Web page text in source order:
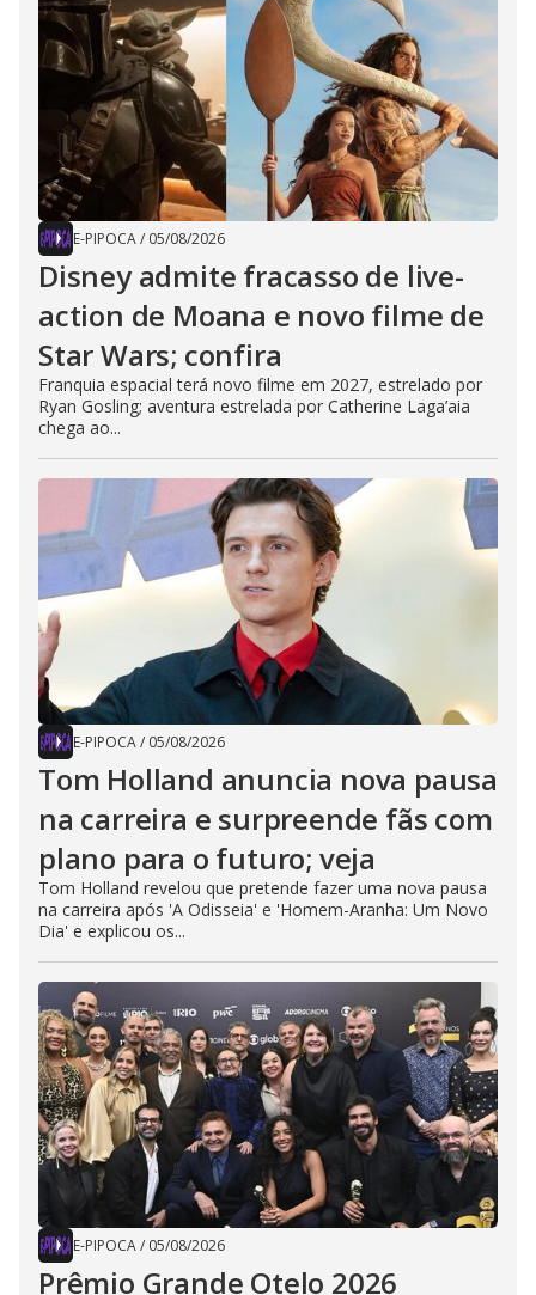
E-PIPOCA/ 05/08/2026
Disney admite fracasso de live-
action de Moana e novo filme de
Star Wars; confira
Franquia espacial terá novo filme em 2027, estrelado por
Ryan Gosling; aventura estrelada por Catherine Laga’aia
chega ao...
E-PIPOCA/ 05/08/2026
Tom Holland anuncia nova pausa
na carreira e surpreende fãs com
plano para o futuro; veja
Tom Holland revelou que pretende fazer uma nova pausa
na carreira após 'A Odisseia' e 'Homem-Aranha: Um Novo
Dia' e explicou os...
E-PIPOCA/ 05/08/2026
Prêmio Grande Otelo 2026